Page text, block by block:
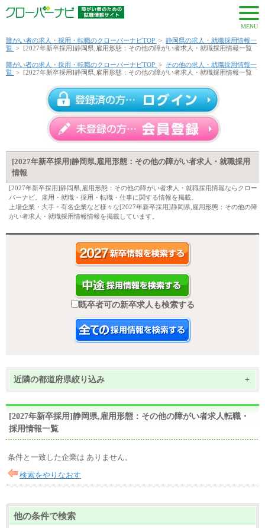
MENU
障がい者の求人・採用・転職のクローバーナビTOP > 静岡県の求人・就職採用情報一
覧 > [2027年新卒採用]静岡県,雇用形態：その他の障がい者求人・就職採用情報一覧
障がい者の求人・採用・転職のクローバーナビTOP > その他の求人・就職採用情報一
覧 > [2027年新卒採用]静岡県,雇用形態：その他の障がい者求人・就職採用情報一覧
[2027年新卒採用]静岡県,雇用形態：その他の障がい者求人・就職採用
情報
[2027年新卒採用]静岡県,雇用形態：その他の障がい者求人・就職採用情報ならクロー
バーナビ。雇用・就職・採用・転職・仕事に関する情報を掲載。
上場企業・大手・有名企業など様々な[2027年新卒採用]静岡県,雇用形態：その他の障
がい者求人・就職採用情報情報を掲載しています。
既卒者可の新卒求人も検索する
近隣の都道府県絞り込み +
[2027年新卒採用]静岡県,雇用形態：その他の障がい者求人転職・
採用情報一覧
条件と一致した企業は ありません。
検索をやりなおす
他の条件で検索